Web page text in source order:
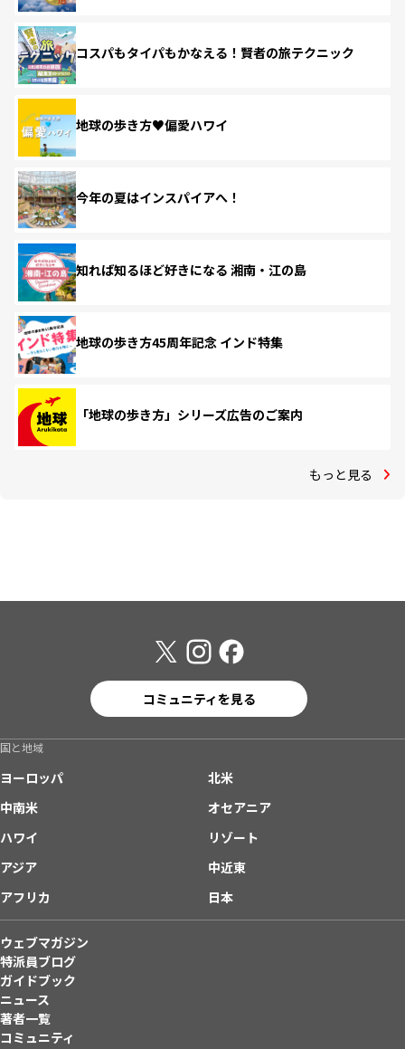
コスパもタイパもかなえる！賢者の旅テクニック
地球の歩き方♥偏愛ハワイ
今年の夏はインスパイアへ！
知れば知るほど好きになる 湘南・江の島
地球の歩き方45周年記念 インド特集
「地球の歩き方」シリーズ広告のご案内
もっと見る
コミュニティを見る
国と地域
ヨーロッパ
北米
中南米
オセアニア
ハワイ
リゾート
アジア
中近東
アフリカ
日本
ウェブマガジン
特派員ブログ
ガイドブック
ニュース
著者一覧
コミュニティ